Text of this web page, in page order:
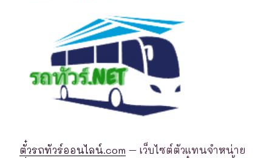
ตั๋วรถทัวร์ออนไลน์.com – เว็บไซต์ตัวแทนจำหน่าย